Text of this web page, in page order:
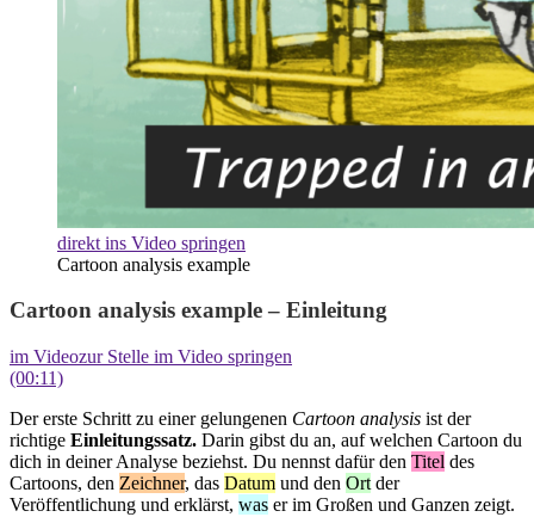
direkt ins Video springen
Cartoon analysis example
Cartoon analysis example – Einleitung
im Videozur Stelle im Video springen
(00:11)
Der erste Schritt zu einer gelungenen Cartoon analysis ist der
richtige Einleitungssatz. Darin gibst du an, auf welchen Cartoon du
dich in deiner Analyse beziehst. Du nennst dafür den Titel des
Cartoons, den Zeichner, das Datum und den Ort der
Veröffentlichung und erklärst, was er im Großen und Ganzen zeigt.